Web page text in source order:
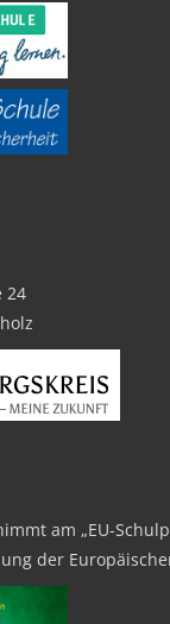
24
am „EU-
der